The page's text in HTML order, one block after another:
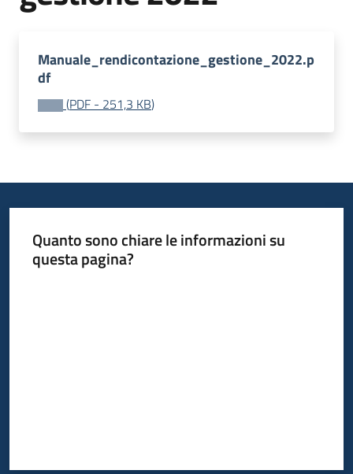
Leggi
Bandi
Menu selezionato
Piani
Programmi
Progetti
Nucleo
valutazione
Manuale_rendicontazione_gestione_2022.p
df
(PDF - 251,3 KB)
Quanto sono chiare le informazioni su
questa pagina?